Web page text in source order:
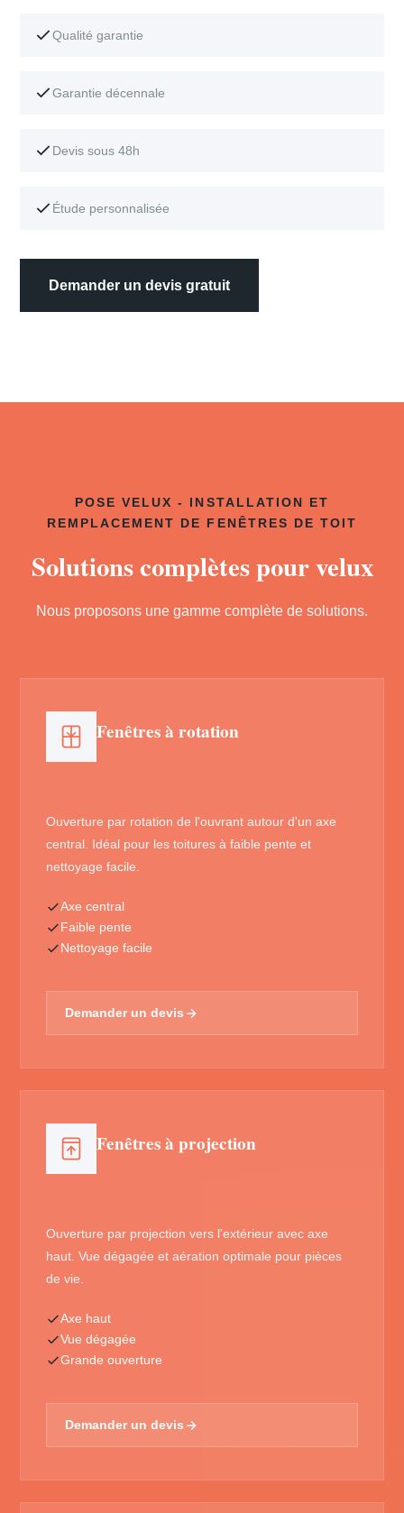
Qualité garantie
Garantie décennale
Devis sous 48h
Étude personnalisée
Demander un devis gratuit
POSE VELUX - INSTALLATION ET
REMPLACEMENT DE FENÊTRES DE TOIT
Solutions complètes pour velux
Nous proposons une gamme complète de solutions.
Fenêtres à rotation
Ouverture par rotation de l'ouvrant autour d'un axe
central. Idéal pour les toitures à faible pente et
nettoyage facile.
Axe central
Faible pente
Nettoyage facile
Demander un devis
Fenêtres à projection
Ouverture par projection vers l'extérieur avec axe
haut. Vue dégagée et aération optimale pour pièces
de vie.
Axe haut
Vue dégagée
Grande ouverture
Demander un devis